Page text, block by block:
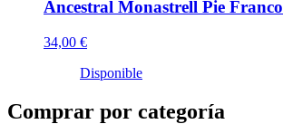
Ancestral Monastrell Pie Franco
34,00 €
Disponible
Comprar por categoría